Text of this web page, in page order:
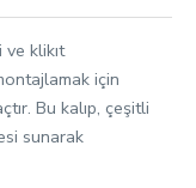
ve klikıt
için
Bu kalıp, çeşitli
sunarak